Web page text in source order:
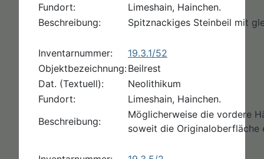
Fundort:
Limeshain, Hainchen.
Beschreibung:
Spitznackiges Steinbeil mit
Inventarnummer:
19.3.1/52
Objektbezeichnung:Beilrest
Dat. (Textuell):
Neolithikum
Fundort:
Limeshain, Hainchen.
Beschreibung:
Möglicherweise die vordere
soweit die